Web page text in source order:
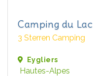
Camping du
3 Sterren Camping
Eygliers
Hautes-Alpes